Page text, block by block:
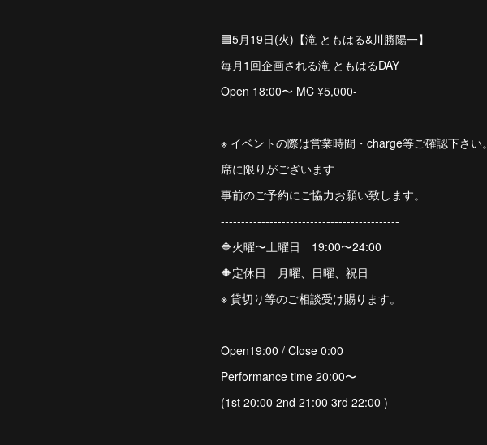
🟦5月19日(火)【滝 ともはる&川勝陽一】
毎月1回企画される滝 ともはるDAY
Open 18:00〜 MC ¥5,000-
※ イベントの際は営業時間・charge等ご確認下さい。
席に限りがございます
事前のご予約にご協力お願い致します。
--------------------------------------------
🔷火曜〜土曜日 19:00〜24:00
🔶定休日 月曜、日曜、祝日
※ 貸切り等のご相談受け賜ります。
Open19:00 / Close 0:00
Performance time 20:00〜
(1st 20:00 2nd 21:00 3rd 22:00 )